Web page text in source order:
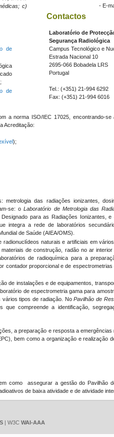
c)
de
de
a norma ISO/IEC 17025, encontrando-se
Acreditação:
);
metrologia das radiações ionizantes,
se: oLaboratório de Metrologia das
para as Radiações Ionizantes, e
integra a rede de laboratórios
de Saúde (AIEA/OMS).
naturais e artificiais em
de construção, radão no ar
de radioquímica para a
contador proporcional e de espectrometrias
de instalações e de equipamentos,
de espectrometria gama para
vários tipos de radiação. NoPavilhão de
que compreende a identificação,
a preparação e resposta a emergências
bem como a organização e realização
como assegurar a gestão do Pavilhão
de baixa atividade e de atividade
- E-
Contactos
Laboratório de
Segurança Radiológica
Campus Tecnológico e
Estrada Nacional 10
2695-066 Bobadela LRS
Portugal
Tel.: (+351) 21-994 6292
Fax: (+351) 21-994 6016
| W3CWAI-AAA